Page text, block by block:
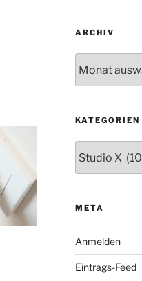
ARCHIV
KATEGORIEN
META
Anmelden
Eintrags-Feed